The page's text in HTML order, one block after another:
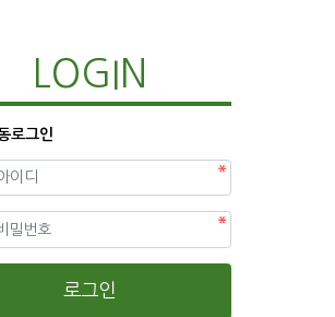
LOGIN
로그인
수
필수
로그인